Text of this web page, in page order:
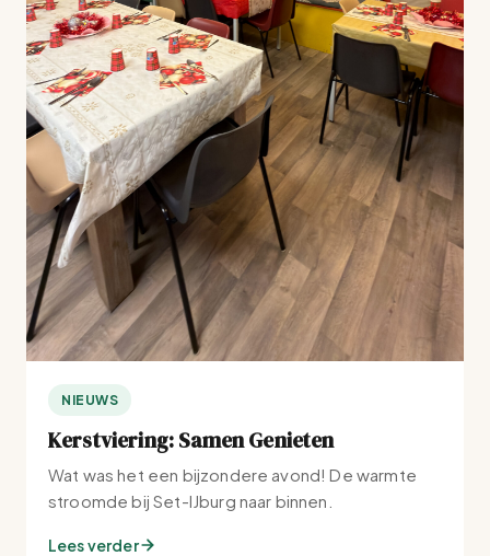
NIEUWS
Kerstviering: Samen Genieten
Wat was het een bijzondere avond! De warmte
stroomde bij Set-IJburg naar binnen.
Lees verder